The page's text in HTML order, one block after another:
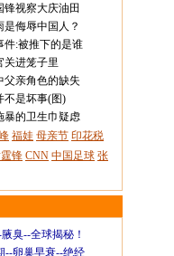
锋视察大庆油田
是侮辱中国人？
件:被推下的是谁
关进笼子里
父亲角色的缺失
不是坏事(图)
暴的卫生巾疑虑
福娃 母亲节 印花税
锋 CNN 中国足球 张
臭--全球揭秘！
--卵巢早衰--绝经